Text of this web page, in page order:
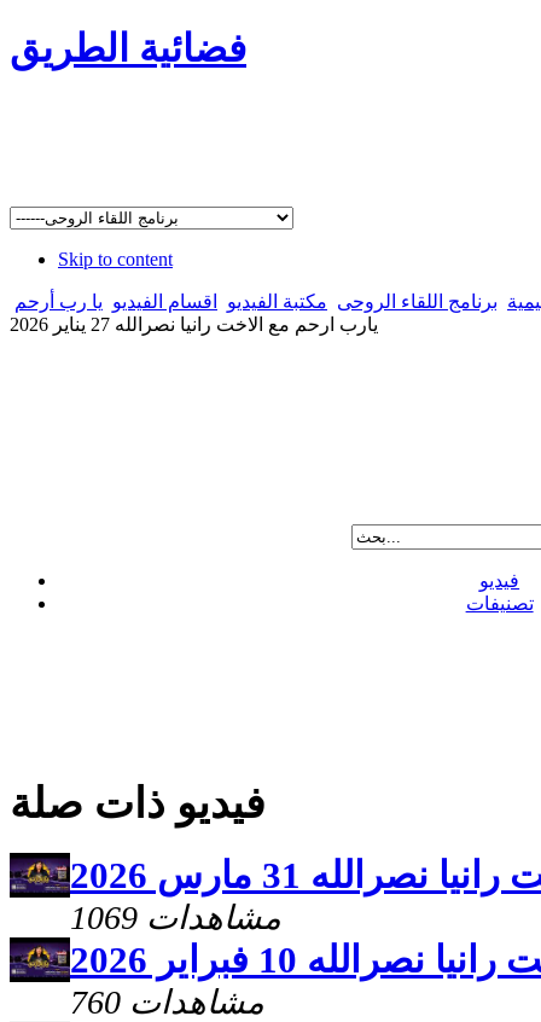
فضائية الطريق
Skip to content
برنامج اللقاء الروحى مكتبة الفيديو اقسام الفيديو يا رب أرحم
يارب ارحم مع الاخت رانيا نصرالله 27 يناير 2026
فيديو
تصنيفات
فيديو ذات صلة
31 مارس 2026
1069 مشاهدات
10 فبراير 2026
760 مشاهدات